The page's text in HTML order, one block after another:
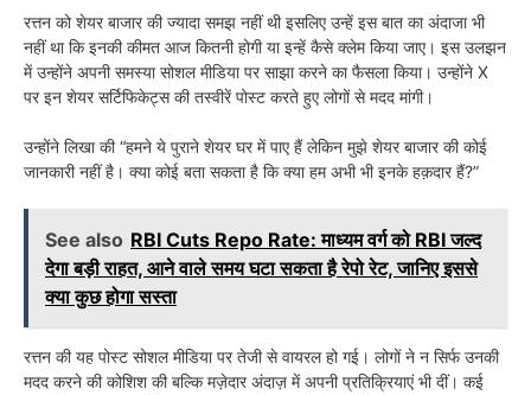
रत्तन को शेयर बाजार की ज्यादा समझ नहीं थी इसलिए उन्हें इस बात का अंदाजा भी
नहीं था कि इनकी कीमत आज कितनी होगी या इन्हें कैसे क्लेम किया जाए। इस उलझन
में उन्होंने अपनी समस्या सोशल मीडिया पर साझा करने का फैसला किया। उन्होंने X
पर इन शेयर सर्टिफिकेट्स की तस्वीरें पोस्ट करते हुए लोगों से मदद मांगी।
उन्होंने लिखा की “हमने ये पुराने शेयर घर में पाए हैं लेकिन मुझे शेयर बाजार की कोई
जानकारी नहीं है। क्या कोई बता सकता है कि क्या हम अभी भी इनके हक़दार हैं?”
See also RBI Cuts Repo Rate: माध्यम वर्ग को RBI जल्द
देगा बड़ी राहत, आने वाले समय घटा सकता है रेपो रेट, जानिए इससे
क्या कुछ होगा सस्ता
रत्तन की यह पोस्ट सोशल मीडिया पर तेजी से वायरल हो गई। लोगों ने न सिर्फ उनकी
मदद करने की कोशिश की बल्कि मज़ेदार अंदाज़ में अपनी प्रतिक्रियाएं भी दीं। कई